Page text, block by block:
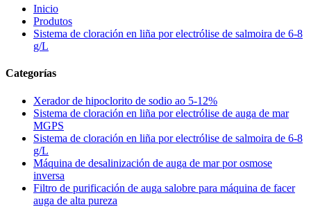
Inicio
Produtos
Sistema de cloración en liña por electrólise de salmoira de 6-8
g/L
Categorías
Xerador de hipoclorito de sodio ao 5-12%
Sistema de cloración en liña por electrólise de auga de mar
MGPS
Sistema de cloración en liña por electrólise de salmoira de 6-8
g/L
Máquina de desalinización de auga de mar por osmose
inversa
Filtro de purificación de auga salobre para máquina de facer
auga de alta pureza